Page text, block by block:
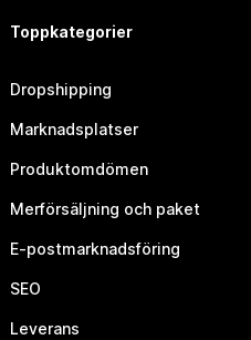
Toppkategorier
Dropshipping
Marknadsplatser
Produktomdömen
Merförsäljning och paket
E-postmarknadsföring
SEO
Leverans